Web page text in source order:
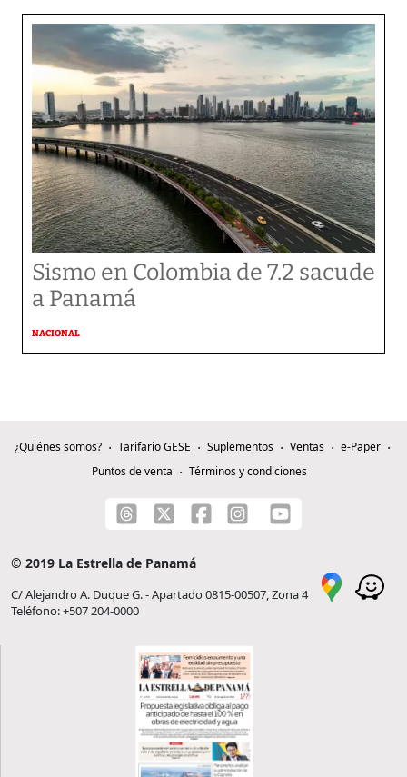
Sismo en Colombia de 7.2 sacude
a Panamá
NACIONAL
¿Quiénes somos? Tarifario GESE Suplementos Ventas
e-Paper
Puntos de venta
Términos y condiciones
© 2019 La Estrella de Panamá
C/ Alejandro A. Duque G. - Apartado 0815-00507, Zona 4
Teléfono: +507 204-0000